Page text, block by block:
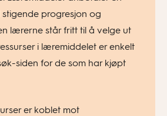
progresjon og
lærerne står fritt til å velge ut
i læremiddelet er enkelt
siden for de som har kjøpt
er koblet mot